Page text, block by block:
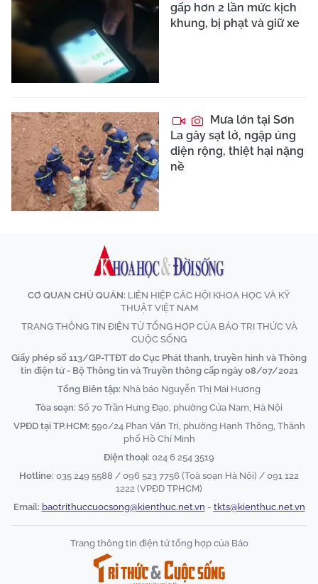
gấp hơn 2 lần mức kịch
khung, bị phạt và giữ xe
Mưa lớn tại Sơn
La gây sạt lở, ngập úng
diện rộng, thiệt hại nặng
nề
CƠ QUAN CHỦ QUẢN: LIÊN HIỆP CÁC HỘI KHOA HỌC VÀ KỸ
THUẬT VIỆT NAM
TRANG THÔNG TIN ĐIỆN TỬ TỔNG HỢP CỦA BÁO TRI THỨC VÀ
CUỘC SỐNG
Giấy phép số 113/GP-TTĐT do Cục Phát thanh, truyền hình và Thông
tin điện tử - Bộ Thông tin và Truyền thông cấp ngày 08/07/2021
Tổng Biên tập: Nhà báo Nguyễn Thị Mai Hương
Tòa soạn: Số 70 Trần Hưng Đạo, phường Cửa Nam, Hà Nội
VPĐD tại TP.HCM: 590/24 Phan Văn Trị, phường Hạnh Thông, Thành
phố Hồ Chí Minh
Điện thoại: 024 6 254 3519
Hotline: 035 249 5588 / 096 523 7756 (Toà soạn Hà Nội) / 091 122
1222 (VPĐD TPHCM)
Email: baotrithuccuocsong@kienthuc.net.vn - tkts@kienthuc.net.vn
Trang thông tin điện tử tổng hợp của Báo